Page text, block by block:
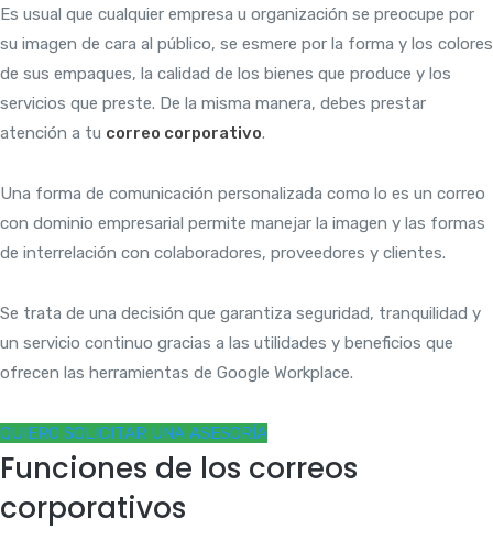
Es usual que cualquier empresa u organización se preocupe por
su imagen de cara al público, se esmere por la forma y los colores
de sus empaques, la calidad de los bienes que produce y los
servicios que preste. De la misma manera, debes prestar
atención a tu correo corporativo.
Una forma de comunicación personalizada como lo es un correo
con dominio empresarial permite manejar la imagen y las formas
de interrelación con colaboradores, proveedores y clientes.
Se trata de una decisión que garantiza seguridad, tranquilidad y
un servicio continuo gracias a las utilidades y beneficios que
ofrecen las herramientas de Google Workplace.
QUIERO SOLICITAR UNA ASESORÍA
Funciones de los correos
corporativos